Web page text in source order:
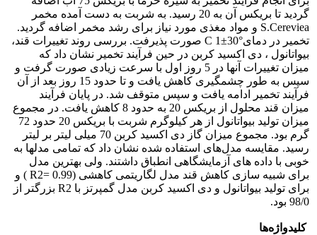
گردید تا بریکس آن به 20 رسید. به شربت به دست آمده مخمر
S.Cereviea و مواد مغذی مورد نیاز برای رشد مخمر اضافه گردید.
تخمیر در دمای°C 1±30 صورت پذیرفت. بررسی روند تغییرات قند،
بیواتانول ، دی اکسید کربن در حین فرآیند تخمیر نشان داد که
میزان تغییرات آنها در 5 روز اول با سرعت زیادی صورت گرفت و
سپس به طور چشمگیری کاهش یافت و تا حدود 15 روز بعد از آن
فرآیند تخمیر ادامه یافت و سپس متوقف شد. در پایان فرآیند
میزان قند محلول از بریکس 20 به حدود 8 کاهش یافت. در مجموع
میزان تولید بیواتانول از هر کیلوگرم شربت با بریکس 20 حدود 72
گرم بود. مجموع میزان گاز دی اکسید کربن 70 میلی لیتر بر لیتر
رسید. مقایسه مدل‌های استفاده شده نشان داد که تمامی مدلها به
خوبی با داده های آزمایشگاهی انطباق داشتند. ولی بهترین مدل
برای شبیه سازی کاهش قند مدل لگاریتمی کاهشی (R2= 0.99 ) و
برای تولید بیواتانول و دی اکسید کربن مدل گمپرتز با R2 بزرگتر از
98/0 بود.
کلیدواژه‌ها